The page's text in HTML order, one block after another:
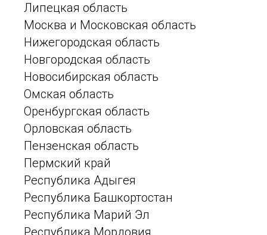
Липецкая область
Москва и Московская область
Нижегородская область
Новгородская область
Новосибирская область
Омская область
Оренбургская область
Орловская область
Пензенская область
Пермский край
Республика Адыгея
Республика Башкортостан
Республика Марий Эл
Республика Мордовия